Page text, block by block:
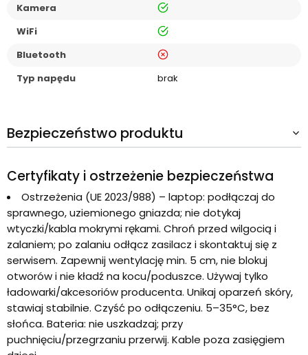
Kamera
tak
WiFi
tak
Bluetooth
nie
Typ napędu
brak
Bezpieczeństwo produktu
Certyfikaty i ostrzeżenie bezpieczeństwa
Ostrzeżenia (UE 2023/988) – laptop: podłączaj do
sprawnego, uziemionego gniazda; nie dotykaj
wtyczki/kabla mokrymi rękami. Chroń przed wilgocią i
zalaniem; po zalaniu odłącz zasilacz i skontaktuj się z
serwisem. Zapewnij wentylację min. 5 cm, nie blokuj
otworów i nie kładź na kocu/poduszce. Używaj tylko
ładowarki/akcesoriów producenta. Unikaj oparzeń skóry,
stawiaj stabilnie. Czyść po odłączeniu. 5–35°C, bez
słońca. Bateria: nie uszkadzaj; przy
puchnięciu/przegrzaniu przerwij. Kable poza zasięgiem